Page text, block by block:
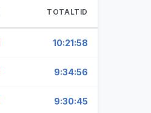
TOTALTID
10:21:58
9:34:56
9:30:45